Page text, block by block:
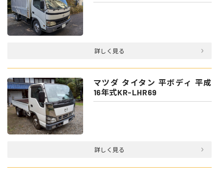
詳しく見る
マツダ タイタン 平ボディ 平成
16年式KR-LHR69
詳しく見る